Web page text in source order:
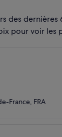
des dernières
pour voir les
France, FRA
Spark